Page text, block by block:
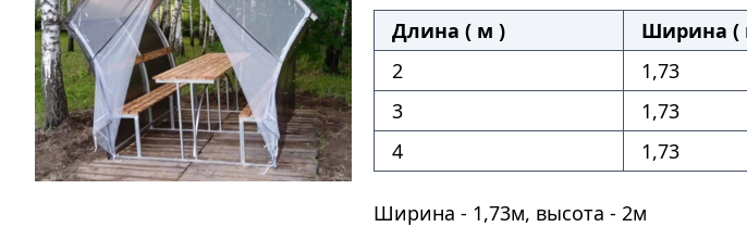
Длина ( м ) Ширина (
2
1,73
3
1,73
4
1,73
Ширина - 1,73м, высота - 2м